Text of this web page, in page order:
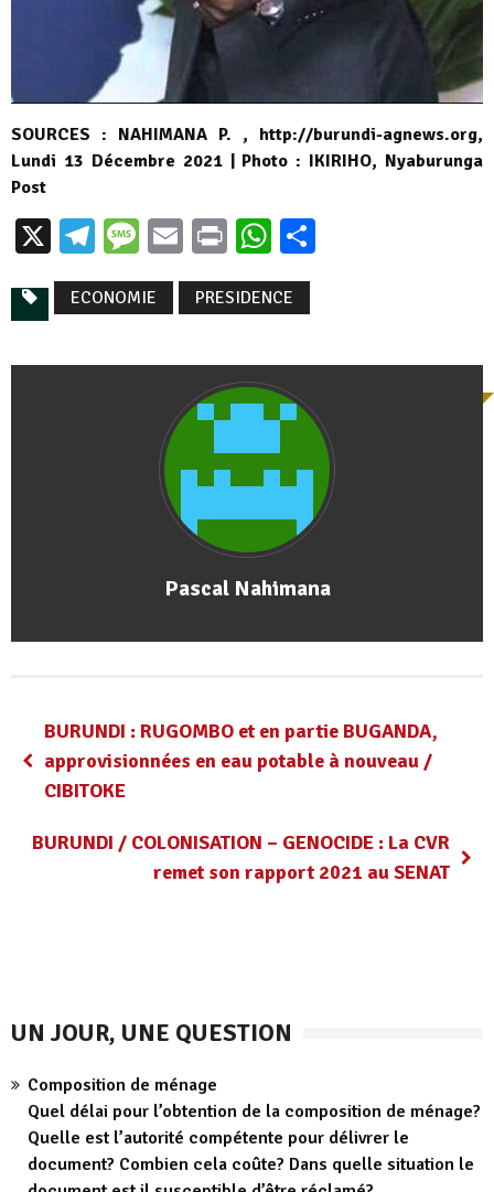
SOURCES : NAHIMANA P. , http://burundi-agnews.org,
Lundi 13 Décembre 2021 | Photo : IKIRIHO, Nyaburunga
Post
X Telegram
Message
EmailPrintWhatsApp
ECONOMIE PRESIDENCE
Pascal Nahimana
BURUNDI : RUGOMBO et en partie BUGANDA,
approvisionnées en eau potable à nouveau /
CIBITOKE
BURUNDI / COLONISATION – GENOCIDE : La CVR
remet son rapport 2021 au SENAT
UN JOUR, UNE QUESTION
Composition de ménage
Quel délai pour l’obtention de la composition de ménage?
Quelle est l’autorité compétente pour délivrer le
document? Combien cela coûte? Dans quelle situation le